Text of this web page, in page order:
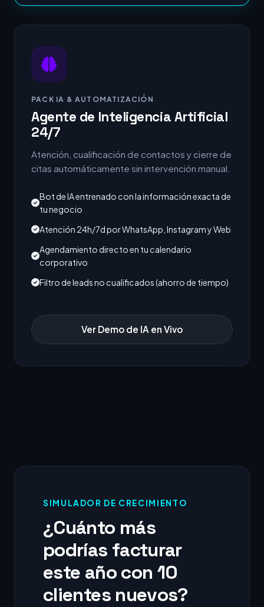
PACK IA & AUTOMATIZACIÓN
Agente de Inteligencia Artificial
24/7
Atención, cualificación de contactos y cierre de
citas automáticamente sin intervención manual.
Bot de IA entrenado con la información exacta de
tu negocio
Atención 24h/7d por WhatsApp, Instagram y Web
Agendamiento directo en tu calendario
corporativo
Filtro de leads no cualificados (ahorro de tiempo)
Ver Demo de IA en Vivo
SIMULADOR DE CRECIMIENTO
¿Cuánto más
podrías facturar
este año con 10
clientes nuevos?